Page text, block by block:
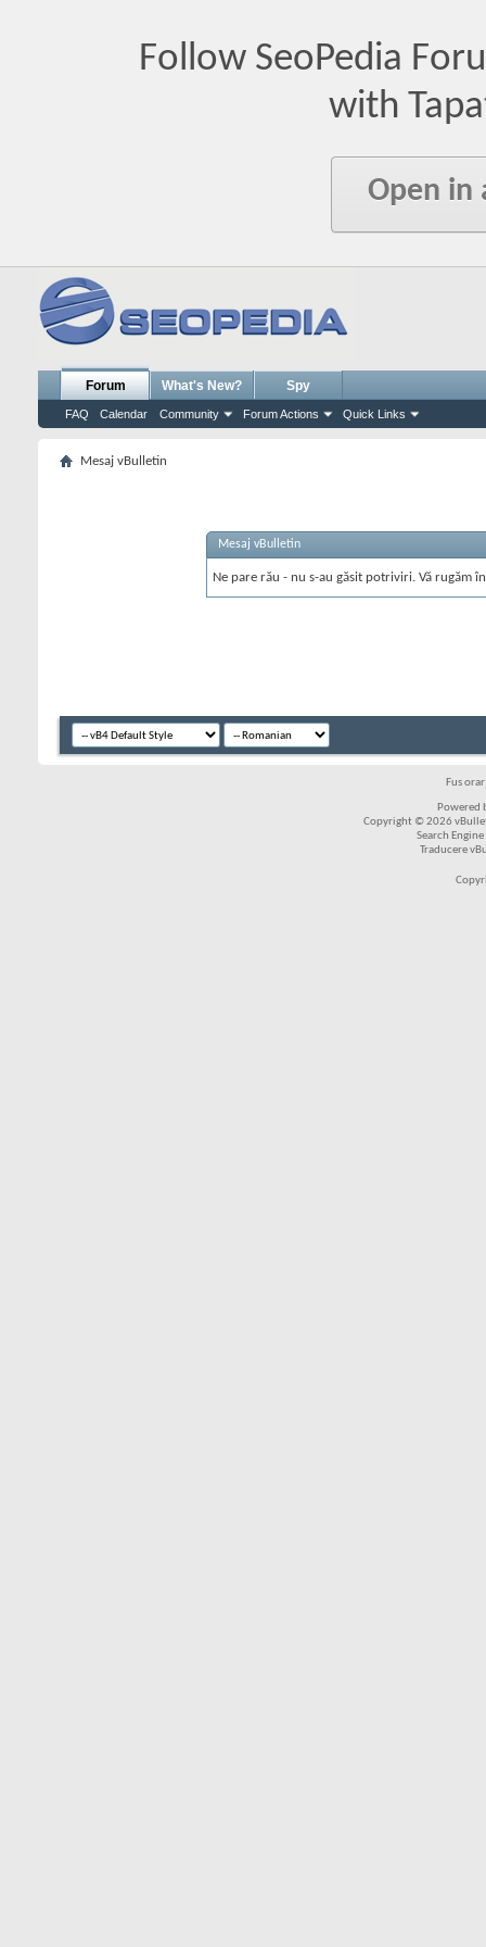
Follow SeoPedia
with
Open in
Forum
FAQ Calendar Community Forum Actions Quick Links
What's New? Spy
Mesaj vBulletin
Mesaj vBulletin
Ne pare rău - nu s-au găsit potriviri. Vă rugăm
Fus
Powered
Copyright © 2026
Search
Traducere